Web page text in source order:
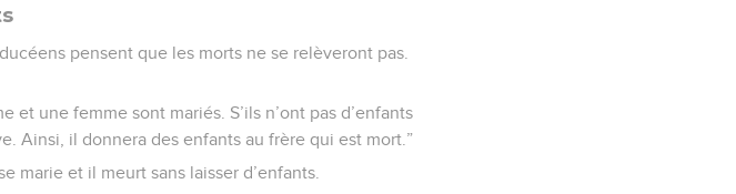
pensent que les morts ne se relèveront pas.
et une femme sont mariés. S’ils n’ont pas d’enfants
Ainsi, il donnera des enfants au frère qui est mort.”
marie et il meurt sans laisser d’enfants.